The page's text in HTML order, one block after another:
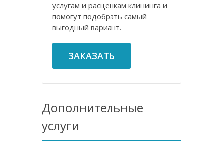
услугам и расценкам клининга и
помогут подобрать самый
выгодный вариант.
ЗАКАЗАТЬ
Дополнительные
услуги